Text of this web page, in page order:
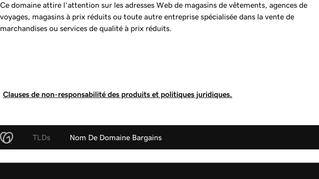
Ce domaine attire l'attention sur les adresses Web de magasins de vêtements, agences de
voyages, magasins à prix réduits ou toute autre entreprise spécialisée dans la vente de
marchandises ou services de qualité à prix réduits.
Clauses de non-responsabilité des produits et politiques juridiques.
TLDs Nom De Domaine Bargains